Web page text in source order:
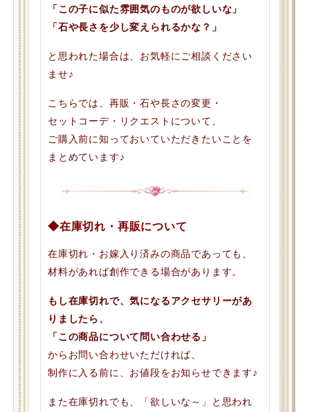
「この子に似た雰囲気のものが欲しいな」
「石や長さを少し変えられるかな？」
と思われた場合は、お気軽にご相談ください
ませ♪
こちらでは、再販・石や長さの変更・
セットコーデ・リクエストについて、
ご購入前に知っておいていただきたいことを
まとめています♪
◆在庫切れ・再販について
在庫切れ・お嫁入り済みの商品であっても、
材料があれば創作できる場合があります。
もし在庫切れで、気になるアクセサリーがあ
りましたら、
「この商品について問い合わせる」
からお問い合わせいただければ、
制作に入る前に、お値段をお知らせできます♪
また在庫切れでも、「欲しいな～」と思われ